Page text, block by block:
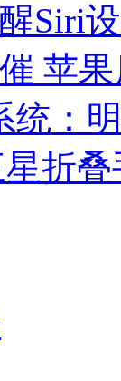
Siri
苹
统：
折